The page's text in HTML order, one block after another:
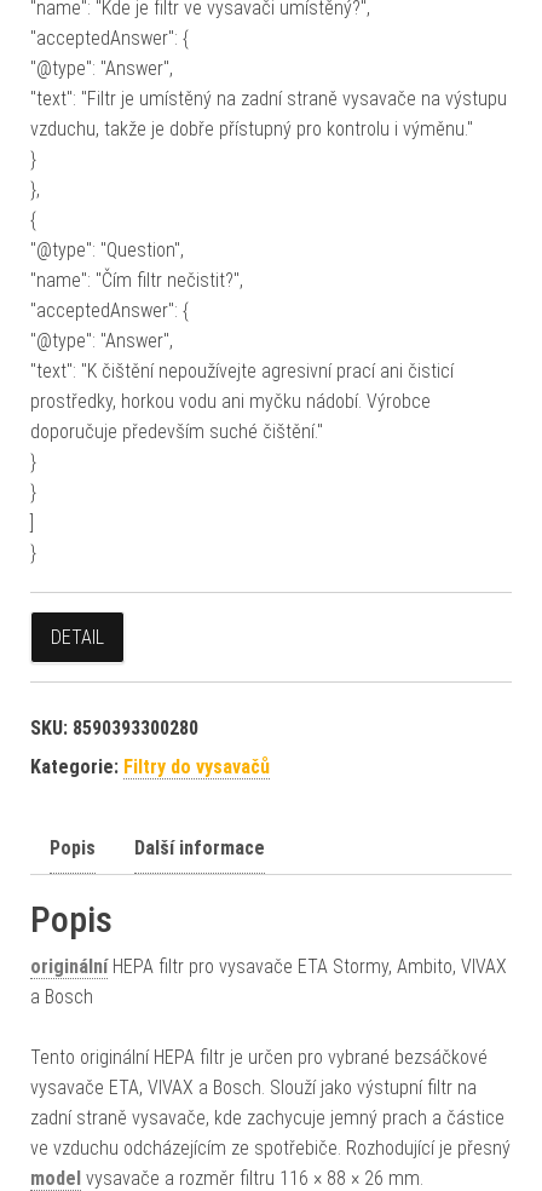
"name": "Kde je filtr ve vysavači umístěný?",
"acceptedAnswer": {
"@type": "Answer",
"text": "Filtr je umístěný na zadní straně vysavače na výstupu
vzduchu, takže je dobře přístupný pro kontrolu i výměnu."
}
},
{
"@type": "Question",
"name": "Čím filtr nečistit?",
"acceptedAnswer": {
"@type": "Answer",
"text": "K čištění nepoužívejte agresivní prací ani čisticí
prostředky, horkou vodu ani myčku nádobí. Výrobce
doporučuje především suché čištění."
}
}
]
}
DETAIL
SKU: 8590393300280
Kategorie: Filtry do vysavačů
Popis Další informace
Popis
originálníHEPA filtr pro vysavače ETA Stormy, Ambito, VIVAX
a Bosch
Tento originální HEPA filtr je určen pro vybrané bezsáčkové
vysavače ETA, VIVAX a Bosch. Slouží jako výstupní filtr na
zadní straně vysavače, kde zachycuje jemný prach a částice
ve vzduchu odcházejícím ze spotřebiče. Rozhodující je přesný
model vysavače a rozměr filtru 116 × 88 × 26 mm.